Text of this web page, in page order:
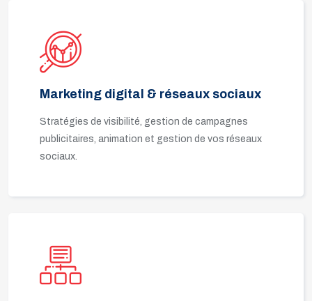
Marketing digital & réseaux sociaux
Stratégies de visibilité, gestion de campagnes
publicitaires, animation et gestion de vos réseaux
sociaux.